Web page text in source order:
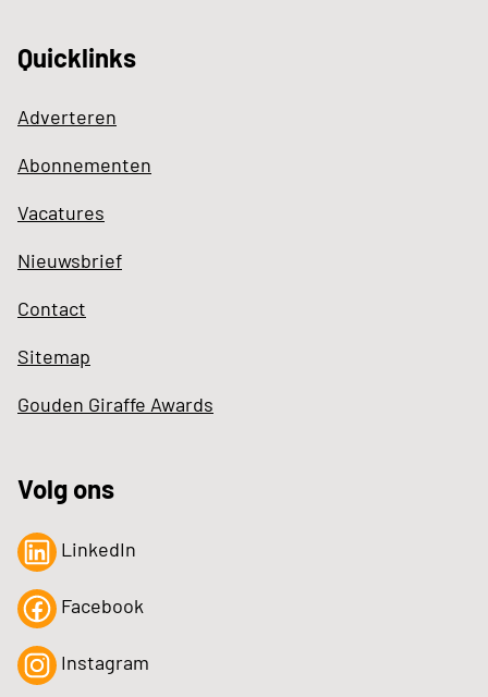
Quicklinks
Adverteren
Abonnementen
Vacatures
Nieuwsbrief
Contact
Sitemap
Gouden Giraffe Awards
Volg ons
LinkedIn
Facebook
Instagram